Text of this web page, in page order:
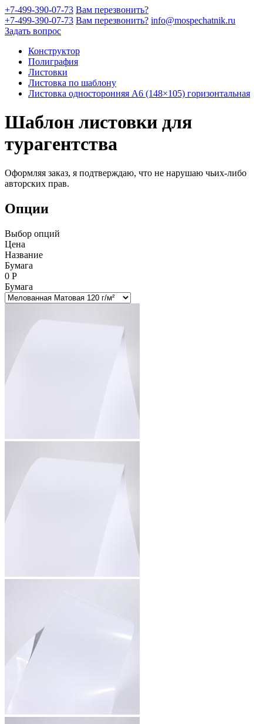
+7-499-390-07-73 Вам перезвонить?
+7-499-390-07-73 Вам перезвонить? info@mospechatnik.ru
Задать вопрос
Конструктор
Полиграфия
Листовки
Листовка по шаблону
Листовка односторонняя A6 (148×105) горизонтальная
Шаблон листовки для
турагентства
Оформляя заказ, я подтверждаю, что не нарушаю чьих-либо
авторских прав.
Опции
Выбор опций
Цена
Название
Бумага
0 Р
Бумага